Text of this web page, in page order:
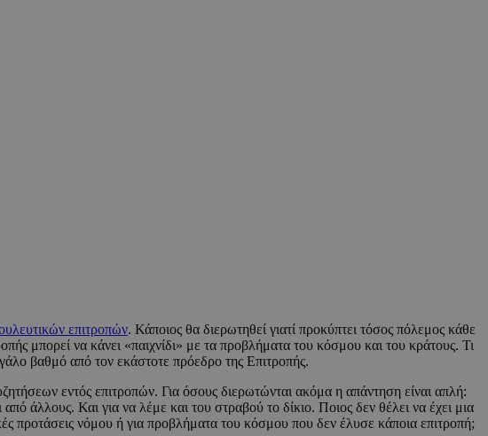
επιτροπών. Κάποιος θα διερωτηθεί γιατί προκύπτει τόσος πόλεμος κάθε
μπορεί να κάνει «παιχνίδι» με τα προβλήματα του κόσμου και του κράτους. Τι
βαθμό από τον εκάστοτε πρόεδρο της Επιτροπής.
εντός επιτροπών. Για όσους διερωτώνται ακόμα η απάντηση είναι απλή:
άλλους. Και για να λέμε και του στραβού το δίκιο. Ποιος δεν θέλει να έχει μια
προτάσεις νόμου ή για προβλήματα του κόσμου που δεν έλυσε κάποια επιτροπή;